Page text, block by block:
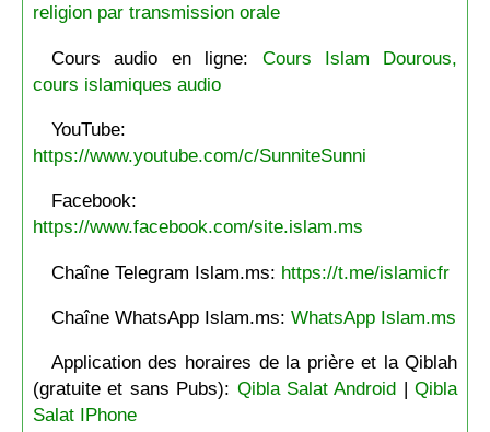
religion par transmission orale
Cours audio en ligne: Cours Islam Dourous,
cours islamiques audio
YouTube:
https://www.youtube.com/c/SunniteSunni
Facebook:
https://www.facebook.com/site.islam.ms
Chaîne Telegram Islam.ms: https://t.me/islamicfr
Chaîne WhatsApp Islam.ms: WhatsApp Islam.ms
Application des horaires de la prière et la Qiblah
(gratuite et sans Pubs): Qibla Salat Android |Qibla
Salat IPhone